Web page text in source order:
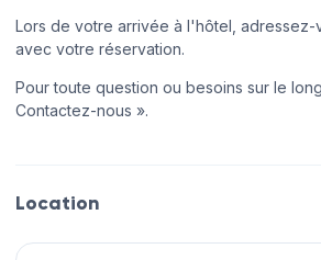
Lors de votre arrivée à l'hôtel, adressez-
avec votre réservation.
Pour toute question ou besoins sur le
Contactez-nous ».
Location